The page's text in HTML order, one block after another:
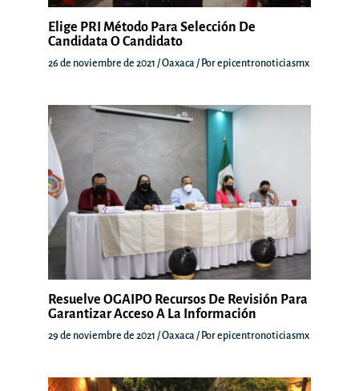
Elige PRI Método Para Selección De
Candidata O Candidato
26 de noviembre de 2021 /Oaxaca / Porepicentronoticiasmx
Resuelve OGAIPO Recursos De Revisión Para
Garantizar Acceso A La Información
29 de noviembre de 2021 /Oaxaca / Porepicentronoticiasmx